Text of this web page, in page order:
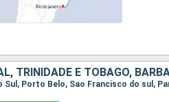
TRINIDADE E TOBAGO,